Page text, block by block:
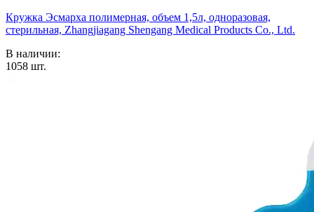
Кружка Эсмарха полимерная, объем 1,5л, одноразовая,
стерильная, Zhangjiagang Shengang Medical Products Co., Ltd.
В наличии:
1058 шт.